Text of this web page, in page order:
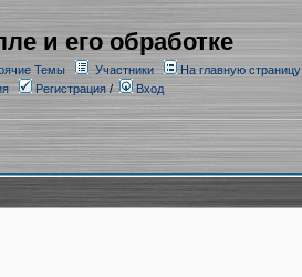
и его обработке
Темы Участники
На главную страницу
Регистрация/ Вход